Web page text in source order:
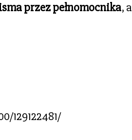
przez pełnomocnika,
129122481/